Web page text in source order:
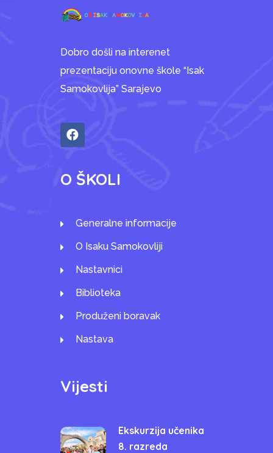
Dobro došli na interenet
prezentaciju onovne škole “Isak
Samokovlija” Sarajevo
O ŠKOLI
Generalne informacije
O Isaku Samokovliji
Nastavnici
Biblioteka
Produženi boravak
Nastava
Vijesti
Ekskurzija učenika
8. razreda